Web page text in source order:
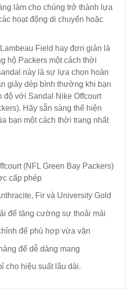
làm cho chúng trở thành lựa
hoạt động di chuyển hoặc
Field hay đơn giản là
hộ Packers một cách thời
này là sự lựa chọn hoàn
giày dép bình thường khi bạn
độ với Sandal Nike Offcourt
Hãy sẵn sàng thể hiện
bạn một cách thời trang nhất
(NFL Green Bay Packers)
cấp phép
Fir và University Gold
để tăng cường sự thoải mái
để phù hợp vừa vặn
để dễ dàng mang
cho hiệu suất lâu dài.